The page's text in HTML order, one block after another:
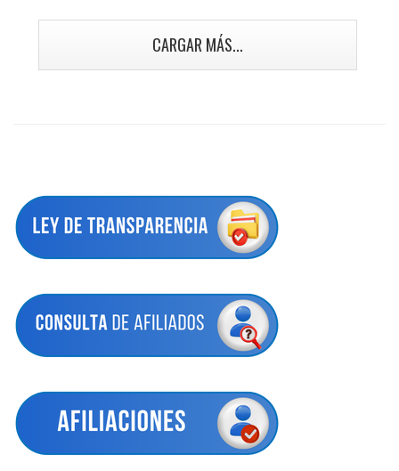
CARGAR MÁS...